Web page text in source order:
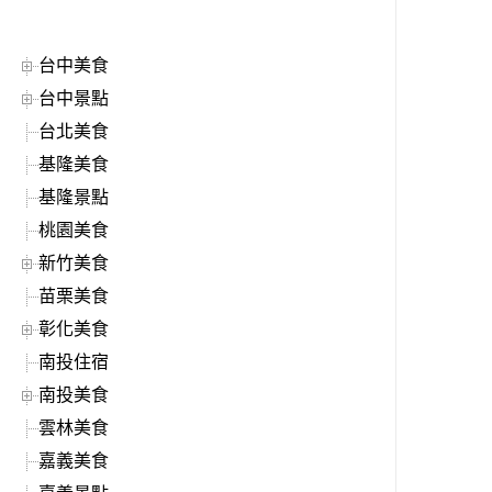
台中美食
台中景點
台北美食
基隆美食
基隆景點
桃園美食
新竹美食
苗栗美食
彰化美食
南投住宿
南投美食
雲林美食
嘉義美食